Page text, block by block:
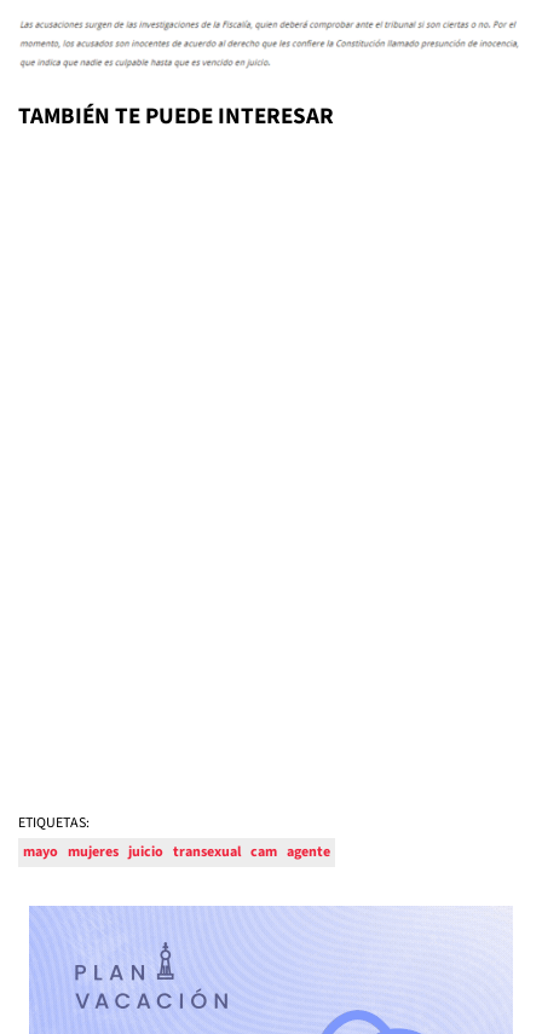
TAMBIÉN TE PUEDE INTERESAR
ETIQUETAS:
mayo mujeres juicio transexual cam agente